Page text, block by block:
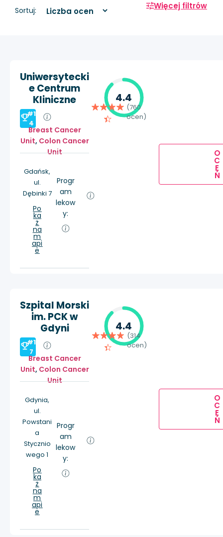
Sortuj: Więcej filtrów
Uniwersytecki
e Centrum
Kliniczne
#1
4
Breast Cancer
Unit, Colon Cancer
Unit
Gdańsk,
ul.
Dębinki 7
Po
ka
ż
na
m
api
e
Progr
am
lekow
y:
4.4
(760
ocen)
O
C
E
Ń
Szpital Morski
im. PCK w
Gdyni
#1
7
Breast Cancer
Unit, Colon Cancer
Unit
Gdynia,
ul.
Powstani
a
Stycznio
wego 1
Po
ka
ż
na
m
api
e
Progr
am
lekow
y:
4.4
(314
ocen)
O
C
E
Ń